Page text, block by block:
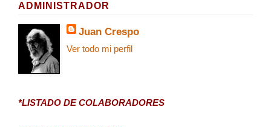
ADMINISTRADOR
Juan Crespo
Ver todo mi perfil
*LISTADO DE COLABORADORES